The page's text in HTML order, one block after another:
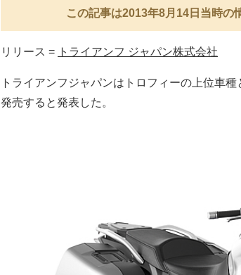
この記事は2013年8月14日当時の
リリース = トライアンフ ジャパン株式会社
トライアンフジャパンはトロフィーの上位車
発売すると発表した。